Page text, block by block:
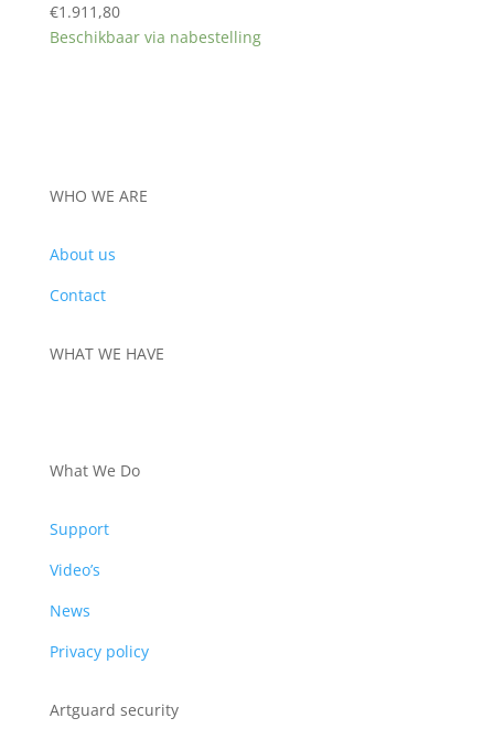
€1.911,80
Beschikbaar via nabestelling
WHO WE ARE
About us
Contact
WHAT WE HAVE
What We Do
Support
Video’s
News
Privacy policy
Artguard security